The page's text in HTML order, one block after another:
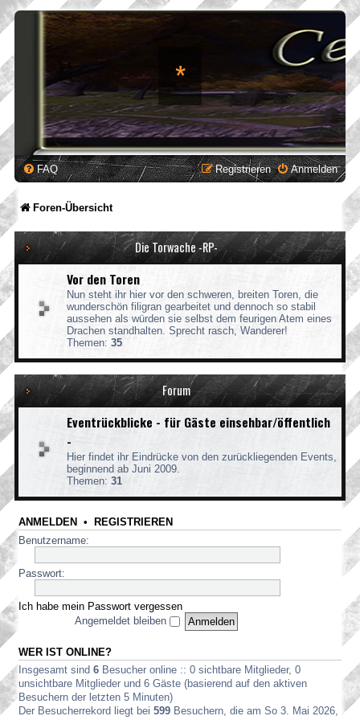
*
FAQ Anmelden
Registrieren
Foren-Übersicht
Die Torwache -RP-
Vor den Toren
Nun steht ihr hier vor den schweren, breiten Toren, die
wunderschön filigran gearbeitet und dennoch so stabil
aussehen als würden sie selbst dem feurigen Atem eines
Drachen standhalten. Sprecht rasch, Wanderer!
Themen: 35
Forum
Eventrückblicke - für Gäste einsehbar/öffentlich
-
Hier findet ihr Eindrücke von den zurückliegenden Events,
beginnend ab Juni 2009.
Themen: 31
ANMELDEN • REGISTRIEREN
Benutzername:
Passwort:
Ich habe mein Passwort vergessen
Angemeldet bleiben
WER IST ONLINE?
Insgesamt sind 6 Besucher online :: 0 sichtbare Mitglieder, 0
unsichtbare Mitglieder und 6 Gäste (basierend auf den aktiven
Besuchern der letzten 5 Minuten)
Der Besucherrekord liegt bei 599 Besuchern, die am So 3. Mai 2026,